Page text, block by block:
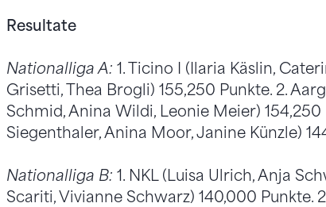
Resultate
Nationalliga A: 1. Ticino I (Ilaria Käslin,
Grisetti, Thea Brogli) 155,250 Punkte. 2.
Schmid, Anina Wildi, Leonie Meier)
Siegenthaler, Anina Moor, Janine Künzle)
Nationalliga B: 1. NKL (Luisa Ulrich, Anja
Scariti, Vivianne Schwarz) 140,000 Punkte.